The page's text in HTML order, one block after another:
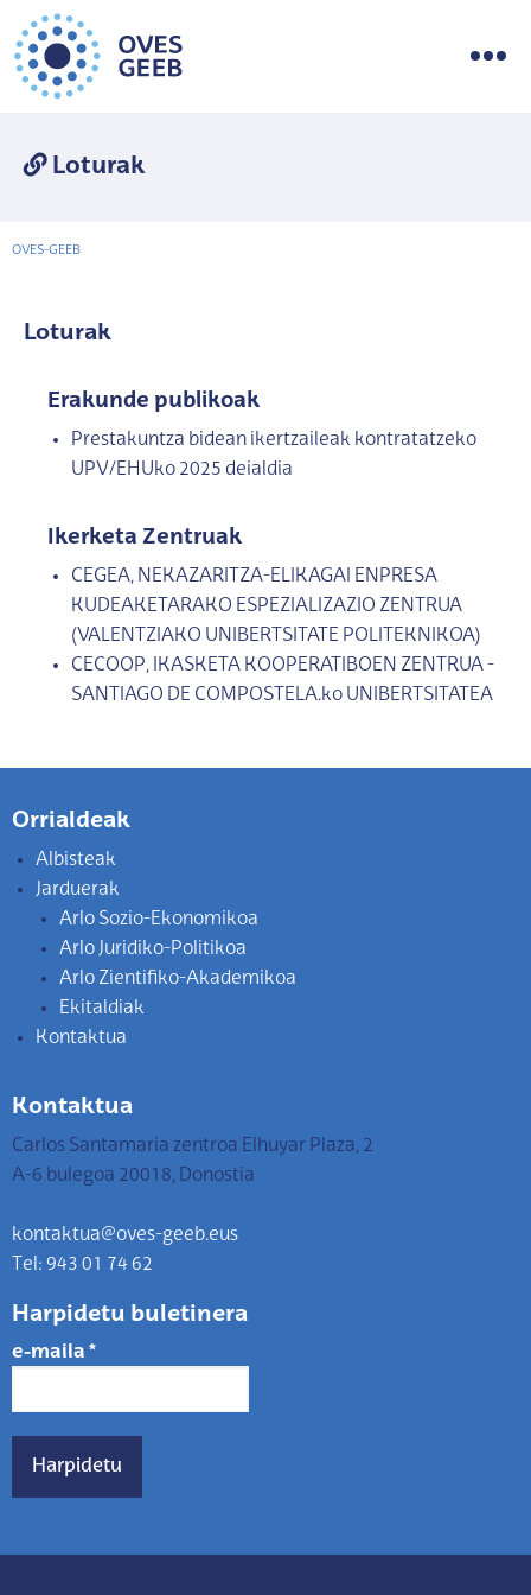
Loturak
OVES-GEEB
Loturak
Erakunde publikoak
Prestakuntza bidean ikertzaileak kontratatzeko
UPV/EHUko 2025 deialdia
Ikerketa Zentruak
CEGEA, NEKAZARITZA-ELIKAGAI ENPRESA
KUDEAKETARAKO ESPEZIALIZAZIO ZENTRUA
(VALENTZIAKO UNIBERTSITATE POLITEKNIKOA)
CECOOP, IKASKETA KOOPERATIBOEN ZENTRUA -
SANTIAGO DE COMPOSTELA.ko UNIBERTSITATEA
Orrialdeak
Albisteak
Jarduerak
Arlo Sozio-Ekonomikoa
Arlo Juridiko-Politikoa
Arlo Zientifiko-Akademikoa
Ekitaldiak
Kontaktua
Kontaktua
Carlos Santamaria zentroa Elhuyar Plaza, 2
A-6 bulegoa 20018, Donostia
kontaktua@oves-geeb.eus
Tel: 943 01 74 62
Harpidetu buletinera
e-maila *